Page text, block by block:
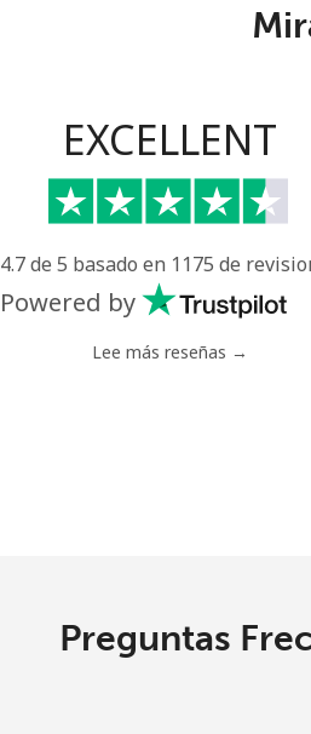
EXCELLENT
4.7 de 5 basado en 1175 de
Powered by
Lee más reseñas →
Preguntas